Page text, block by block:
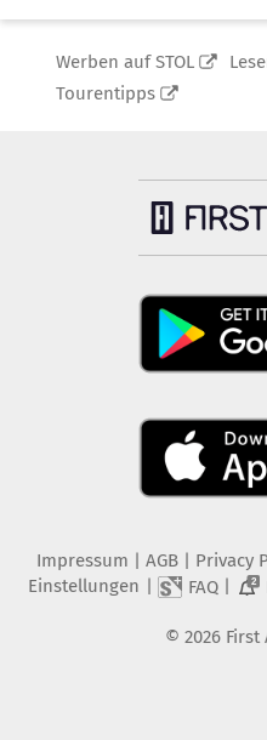
Werben auf STOL
Tourentipps
Impressum | AGB | Privacy
Einstellungen | FAQ| 2
© 2026 First